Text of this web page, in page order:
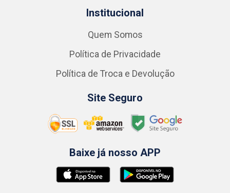
Institucional
Quem Somos
Política de Privacidade
Política de Troca e Devolução
Site Seguro
Baixe já nosso APP